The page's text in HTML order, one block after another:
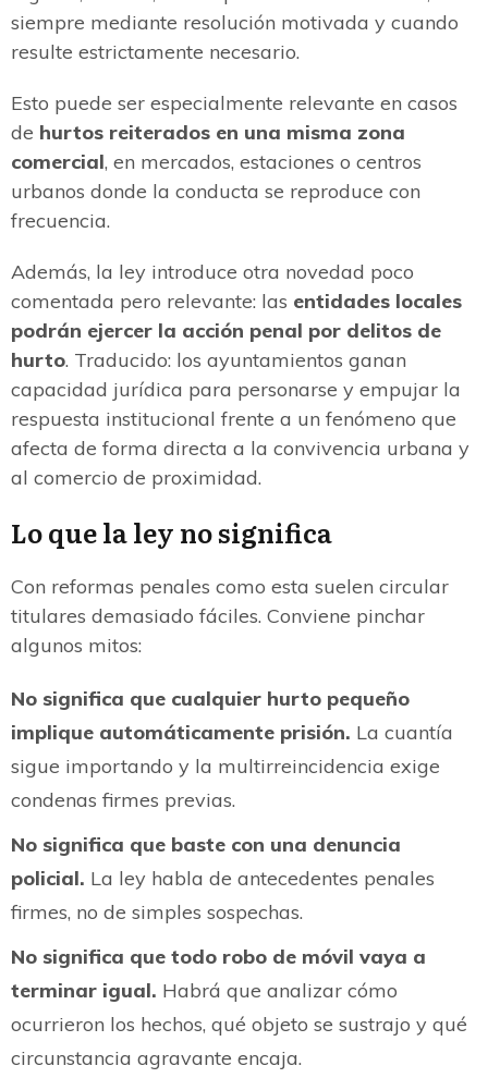
siempre mediante resolución motivada y cuando
resulte estrictamente necesario.
Esto puede ser especialmente relevante en casos
de hurtos reiterados en una misma zona
comercial, en mercados, estaciones o centros
urbanos donde la conducta se reproduce con
frecuencia.
Además, la ley introduce otra novedad poco
comentada pero relevante: las entidades locales
podrán ejercer la acción penal por delitos de
hurto. Traducido: los ayuntamientos ganan
capacidad jurídica para personarse y empujar la
respuesta institucional frente a un fenómeno que
afecta de forma directa a la convivencia urbana y
al comercio de proximidad.
Lo que la ley no significa
Con reformas penales como esta suelen circular
titulares demasiado fáciles. Conviene pinchar
algunos mitos:
No significa que cualquier hurto pequeño
implique automáticamente prisión. La cuantía
sigue importando y la multirreincidencia exige
condenas firmes previas.
No significa que baste con una denuncia
policial. La ley habla de antecedentes penales
firmes, no de simples sospechas.
No significa que todo robo de móvil vaya a
terminar igual. Habrá que analizar cómo
ocurrieron los hechos, qué objeto se sustrajo y qué
circunstancia agravante encaja.